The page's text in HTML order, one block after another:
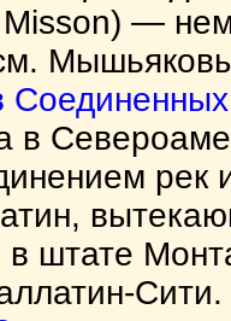
—
штате
Сити.